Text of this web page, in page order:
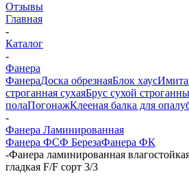
Отзывы
Главная
-
Каталог
-
Фанера
ФанераДоска обрезнаяБлок хаус
строганная сухаяБрус сухой
полаПогонажКлееная балка для
-
Фанера Ламинированная
Фанера ФСФ БерезаФанера ФК
-Фанера ламинированная
гладкая F/F сорт 3/3